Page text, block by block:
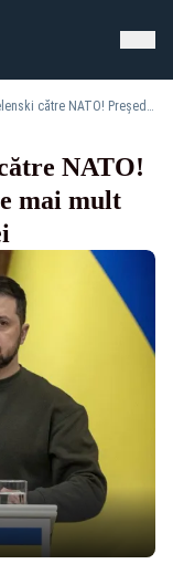
Apel direct al lui Zelenski către NATO! Președintele ucrainean cere mai mult sprijin și aderarea Ucrainei
NATO!
mai mult